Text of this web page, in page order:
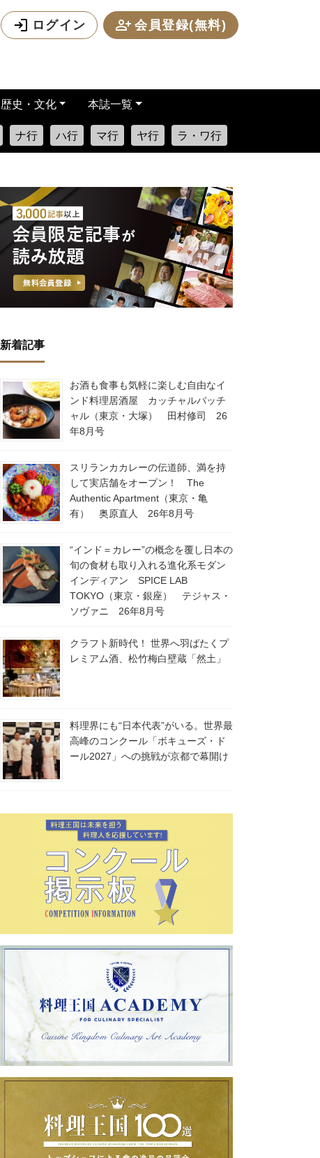
ログイン 会員登録(無料)
歴史・文化 本誌一覧
ナ行 ハ行 マ行 ヤ行 ラ・ワ行
新着記事
お酒も食事も気軽に楽しむ自由なイ
ンド料理居酒屋 カッチャルバッチ
ャル（東京・大塚） 田村修司 26
年8月号
スリランカカレーの伝道師、満を持
して実店舗をオープン！ The
Authentic Apartment（東京・亀
有） 奥原直人 26年8月号
“インド＝カレー”の概念を覆し日本の
旬の食材も取り入れる進化系モダン
インディアン SPICE LAB
TOKYO（東京・銀座） テジャス・
ソヴァニ 26年8月号
クラフト新時代！ 世界へ羽ばたくプ
レミアム酒、松竹梅白壁蔵「然土」
料理界にも“日本代表”がいる。世界最
高峰のコンクール「ボキューズ・ド
ール2027」への挑戦が京都で幕開け